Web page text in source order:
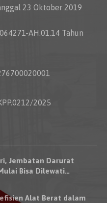
23 Oktober 2019
AH.01.14 Tahun
2025
Jembatan Darurat
Bisa Dilewati
Alat Berat dalam